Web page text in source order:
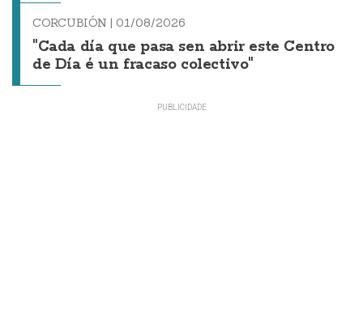
CORCUBIÓN | 01/08/2026
"Cada día que pasa sen abrir este Centro
de Día é un fracaso colectivo"